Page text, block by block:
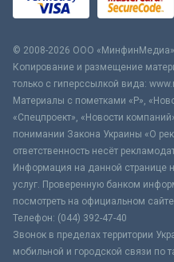
© 2008-2026 ООО
Копирование и размещение
только с гиперссылкой вида:
Материалы с пометками «Р»,
«Спецпроект», «Новости
понимании Закона Украины «О
ответственность несёт
Информация на данной странице
услуг. Проверенную банком
посмотреть на официальном
Телефон: (044) 392-47-40
Звонок в пределах территории
мобильной и городской связи по